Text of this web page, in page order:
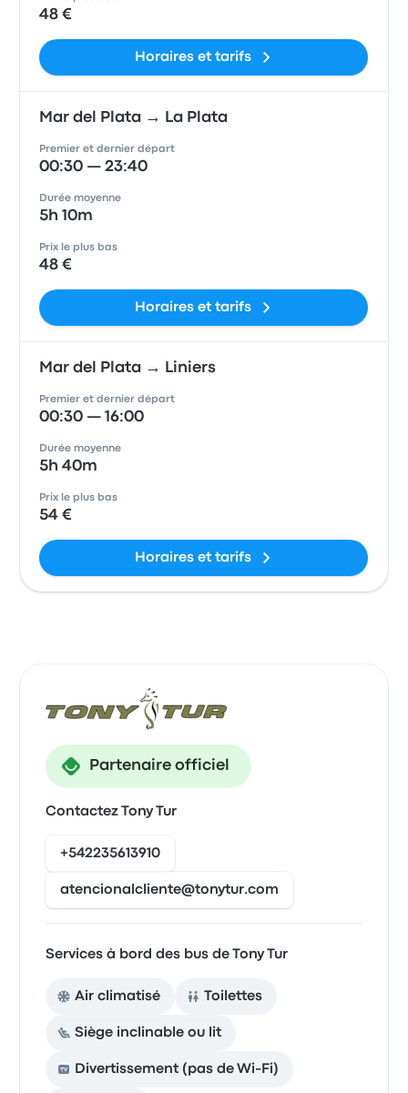
48 €
Horaires et tarifs
Mar del Plata → La Plata
Premier et dernier départ
00:30 — 23:40
Durée moyenne
5h 10m
Prix le plus bas
48 €
Horaires et tarifs
Mar del Plata → Liniers
Premier et dernier départ
00:30 — 16:00
Durée moyenne
5h 40m
Prix le plus bas
54 €
Horaires et tarifs
Partenaire officiel
Contactez Tony Tur
+542235613910
atencionalcliente@tonytur.com
Services à bord des bus de Tony Tur
Air climatisé Toilettes
Siège inclinable ou lit
Divertissement (pas de Wi-Fi)